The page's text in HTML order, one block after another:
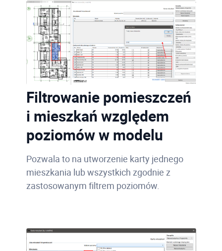
Filtrowanie pomieszczeń
i mieszkań względem
poziomów w modelu
Pozwala to na utworzenie karty jednego
mieszkania lub wszystkich zgodnie z
zastosowanym filtrem poziomów.